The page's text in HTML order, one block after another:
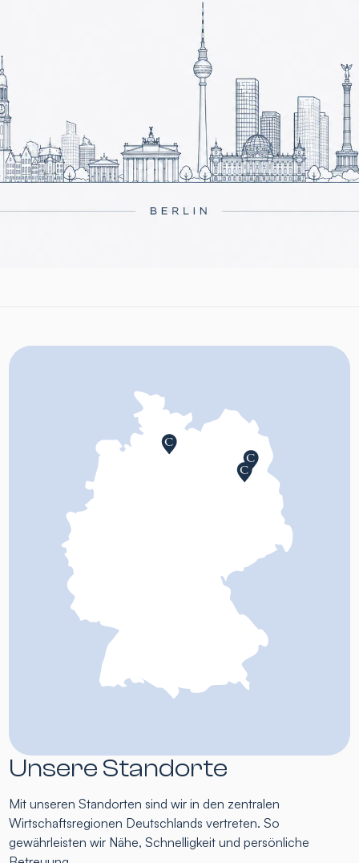
Unsere Standorte
Mit unseren Standorten sind wir in den zentralen
Wirtschaftsregionen Deutschlands vertreten. So
gewährleisten wir Nähe, Schnelligkeit und persönliche